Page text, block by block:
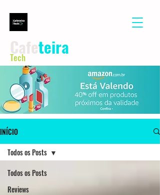
teira
Tech
INÍCIO
Todos os Posts
Reviews
Todos os Posts